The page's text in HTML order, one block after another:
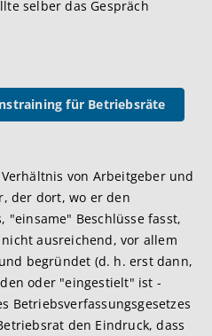
selber das Gespräch
für Betriebsräte
von Arbeitgeber und
der dort, wo er den
"einsame" Beschlüsse fasst,
ausreichend, vor allem
begründet (d. h. erst dann,
oder "eingestielt" ist -
Betriebsverfassungsgesetzes
den Eindruck, dass